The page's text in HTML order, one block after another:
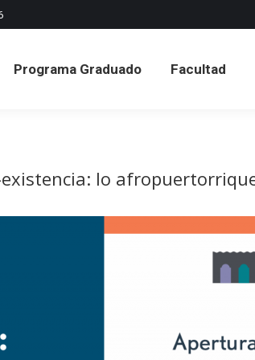
Programa Graduado Facultad
existencia: lo
Programa Graduado Facultad